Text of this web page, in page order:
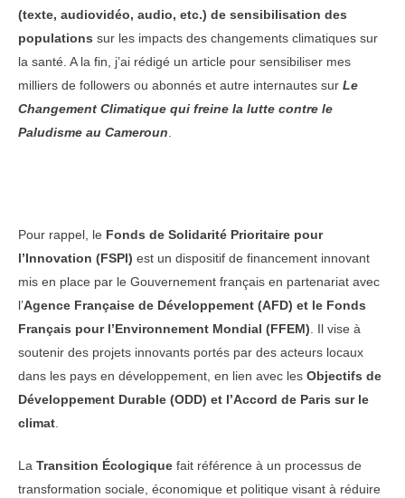
(texte, audiovidéo, audio, etc.) de sensibilisation des
populations sur les impacts des changements climatiques sur
la santé. A la fin, j’ai rédigé un article pour sensibiliser mes
milliers de followers ou abonnés et autre internautes sur Le
Changement Climatique qui freine la lutte contre le
Paludisme au Cameroun
Pour rappel, le Fonds de Solidarité Prioritaire pour
l’Innovation (FSPI) est un dispositif de financement innovant
mis en place par le Gouvernement français en partenariat avec
l’Agence Française de Développement (AFD) et le Fonds
Français pour l’Environnement Mondial (FFEM) . Il vise à
soutenir des projets innovants portés par des acteurs locaux
dans les pays en développement, en lien avec les Objectifs de
Développement Durable (ODD) et l’Accord de Paris sur le
climat
La Transition Écologique fait référence à un processus de
transformation sociale, économique et politique visant à réduire